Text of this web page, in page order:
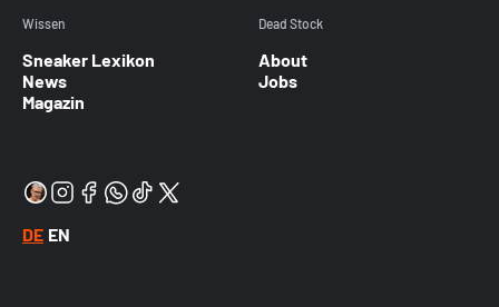
Wissen
Sneaker Lexikon
News
Magazin
Dead Stock
About
Jobs
DE EN